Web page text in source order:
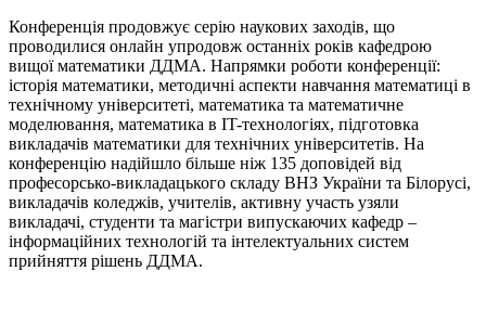
Конференція продовжує серію наукових заходів, що
проводилися онлайн упродовж останніх років кафедрою
вищої математики ДДМА. Напрямки роботи конференції:
історія математики, методичні аспекти навчання математиці в
технічному університеті, математика та математичне
моделювання, математика в IT-технологіях, підготовка
викладачів математики для технічних університетів. На
конференцію надійшло більше ніж 135 доповідей від
професорсько-викладацького складу ВНЗ України та Білорусі,
викладачів коледжів, учителів, активну участь узяли
викладачі, студенти та магістри випускаючих кафедр –
інформаційних технологій та інтелектуальних систем
прийняття рішень ДДМА.